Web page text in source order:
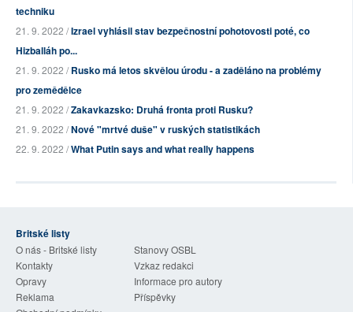
techniku
21. 9. 2022 /Izrael vyhlásil stav bezpečnostní pohotovosti poté, co
Hizballáh po...
21. 9. 2022 /Rusko má letos skvělou úrodu - a zaděláno na problémy
pro zemědělce
21. 9. 2022 /Zakavkazsko: Druhá fronta proti Rusku?
21. 9. 2022 /Nové "mrtvé duše" v ruských statistikách
22. 9. 2022 /What Putin says and what really happens
Britské listy
O nás - Britské listy
Stanovy OSBL
Kontakty
Vzkaz redakci
Opravy
Informace pro autory
Reklama
Příspěvky